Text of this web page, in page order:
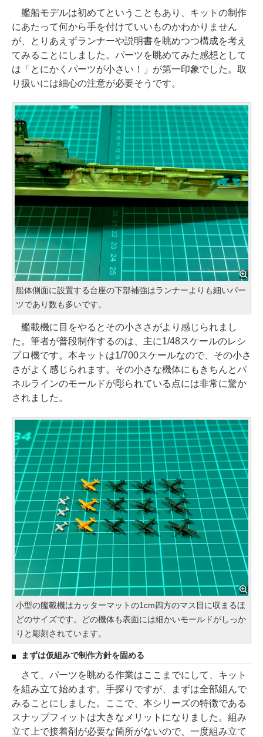
艦船モデルは初めてということもあり、キットの制作
にあたって何から手を付けていいものかわかりません
が、とりあえずランナーや説明書を眺めつつ構成を考え
てみることにしました。パーツを眺めてみた感想として
は「とにかくパーツが小さい！」が第一印象でした。取
り扱いには細心の注意が必要そうです。
船体側面に設置する台座の下部補強はランナーよりも細いパー
ツであり数も多いです。
艦載機に目をやるとその小ささがより感じられまし
た。筆者が普段制作するのは、主に1/48スケールのレシ
プロ機です。本キットは1/700スケールなので、その小さ
さがよく感じられます。その小さな機体にもきちんとパ
ネルラインのモールドが彫られている点には非常に驚か
されました。
小型の艦載機はカッターマットの1cm四方のマス目に収まるほ
どのサイズです。どの機体も表面には細かいモールドがしっか
りと彫刻されています。
まずは仮組みで制作方針を固める
さて、パーツを眺める作業はここまでにして、キット
を組み立て始めます。手探りですが、まずは全部組んで
みることにしました。ここで、本シリーズの特徴である
スナップフィットは大きなメリットになりました。組み
立て上で接着剤が必要な箇所がないので、一度組み立て